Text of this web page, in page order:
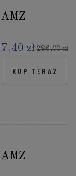
AMZ
zł 286,00 zł
KUP TERAZ
AMZ